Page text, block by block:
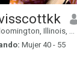
Illinois, Estados Unidos
Mujer 40 - 55